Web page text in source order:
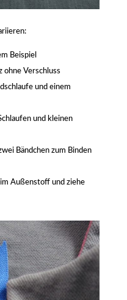
Beispiel
ohne Verschluss
und einem
und kleinen
Bändchen zum Binden
Außenstoff und ziehe